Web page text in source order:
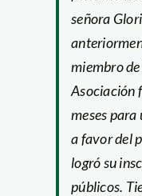
señora
miembro
Asociación
meses
a favor del
logró su
públicos.